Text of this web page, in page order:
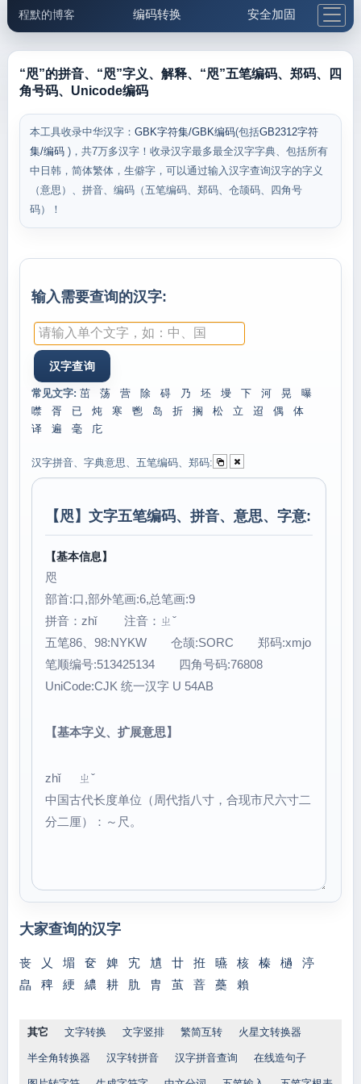
程默的博客 编码转换 安全加固
邮件工具 生活便民 更多工具
“咫”的拼音、“咫”字义、解释、“咫”五笔编码、郑码、四
角号码、Unicode编码
本工具收录中华汉字： GBK字符集/GBK编码(包括GB2312字符
集/编码 )，共7万多汉字！收录汉字最多最全汉字字典、包括所有
中日韩，简体繁体，生僻字，可以通过输入汉字查询汉字的字义
（意思）、拼音、编码（五笔编码、郑码、仓颉码、四角号
码）！
输入需要查询的汉字:
常见文字: 茁 荡 营 除 碍 乃 坯 墁 下 河 晃
曝
噤
胥 已 炖 寒 鬯 岛 折 搁 松 立 迢 偶
体
译
遍 毫 庀
汉字拼音、字典意思、五笔编码、郑码:
【咫】文字五笔编码、拼音、意思、字意:
【基本信息】
咫
部首:口,部外笔画:6,总笔画:9
拼音：zhǐ 注音：ㄓˇ
五笔86、98:NYKW 仓颉:SORC 郑码:xmjo
笔顺编号:513425134 四角号码:76808
UniCode:CJK 统一汉字 U 54AB
【基本字义、扩展意思】
zhǐ ㄓˇ
中国古代长度单位（周代指八寸，合现市尺六寸二
分二厘）：～尺。
大家查询的汉字
丧 乂 堳 奁 婢 宄 尵 廿 拰 曣 核 榛 檛
渟
皛
稗 綆 繷 耕 肍 胄 茧 萻 蘽 賴
其它 文字转换 文字竖排 繁简互转 火星文转换器
半全角转换器 汉字转拼音 汉字拼音查询 在线造句子